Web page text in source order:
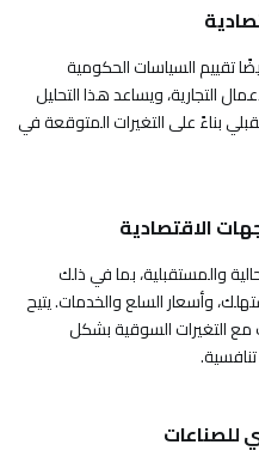
تقييم السياسات الحكومية
التجارية، ويساعد هذا التحليل
بناءً على التغيرات المتوقعة في
الاقتصادية
والمستقبلية، بما في ذلك
وأسعار السلع والخدمات. يتيح
مع التغيرات السوقية بشكل
للصناعات